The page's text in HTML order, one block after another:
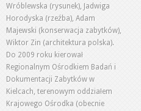
Wróblewska (rysunek), Jadwiga
Horodyska (rzeźba), Adam
Majewski (konserwacja zabytków),
Wiktor Zin (architektura polska).
Do 2009 roku kierował
Regionalnym Ośrodkiem Badań i
Dokumentacji Zabytków w
Kielcach, terenowym oddziałem
Krajowego Ośrodka (obecnie